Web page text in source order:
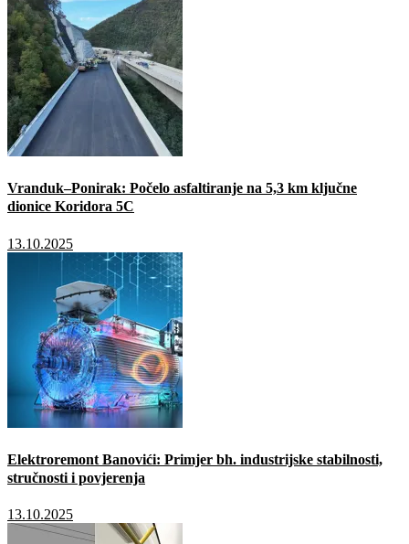
Vranduk–Ponirak: Počelo asfaltiranje na 5,3 km ključne
dionice Koridora 5C
13.10.2025
Elektroremont Banovići: Primjer bh. industrijske stabilnosti,
stručnosti i povjerenja
13.10.2025